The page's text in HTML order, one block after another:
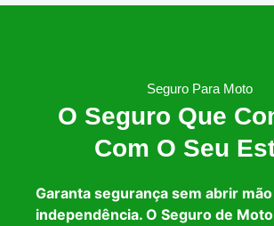
Seguro Para Moto
O Seguro Que
Com O Seu
Garanta segurança sem abrir
independência. O Seguro de